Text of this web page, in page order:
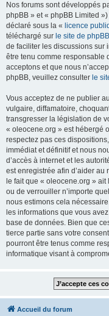
Nos forums sont développés
phpBB » et « phpBB Limited
déclaré sous la « licence
téléchargé sur le site de phpBB
de faciliter les discussions sur
être tenu comme responsable
acceptons et que nous
phpBB, veuillez consulter le
Vous acceptez de ne publier
vulgaire, diffamatoire,
transgresser la législation de
« oleocene.org » est hébergé
respectez pas ces
immédiat et définitif et nous
d’accès à internet et les
est enregistrée afin d’aider au
le fait que « oleocene.org »
ou de verrouiller n’importe
nous estimons cela
les informations que vous
base de données. Bien que
tierce partie sans votre
pourront être tenus comme
informatique visant à
Accueil du forum